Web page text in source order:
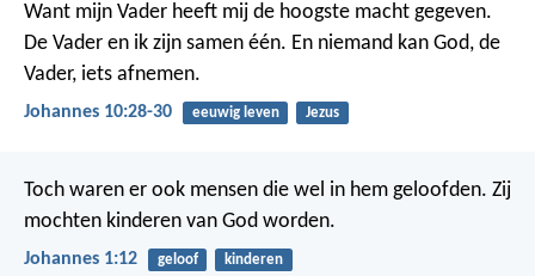
Want mijn Vader heeft mij de hoogste macht gegeven.
De Vader en ik zijn samen één. En niemand kan God, de
Vader, iets afnemen.
Johannes 10:28-30 eeuwig leven Jezus
Toch waren er ook mensen die wel in hem geloofden. Zij
mochten kinderen van God worden.
Johannes 1:12 geloof kinderen